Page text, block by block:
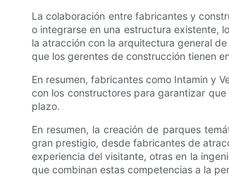
La colaboración entre fabricantes y
o integrarse en una estructura existente,
la atracción con la arquitectura general
que los gerentes de construcción tienen
En resumen, fabricantes como Intamin y
con los constructores para garantizar
plazo.
En resumen, la creación de parques
gran prestigio, desde fabricantes de
experiencia del visitante, otras en la
que combinan estas competencias a la